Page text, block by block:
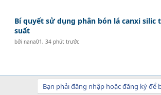
Bí quyết sử dụng phân bón lá canxi silic
suất
bởinana01 ,34 phút trước
Bạn phải đăng nhập hoặc đăng ký để